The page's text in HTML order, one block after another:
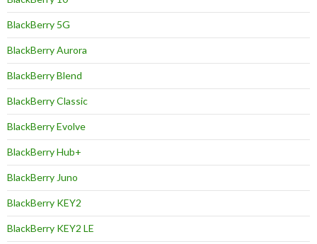
BlackBerry 5G
BlackBerry Aurora
BlackBerry Blend
BlackBerry Classic
BlackBerry Evolve
BlackBerry Hub+
BlackBerry Juno
BlackBerry KEY2
BlackBerry KEY2 LE